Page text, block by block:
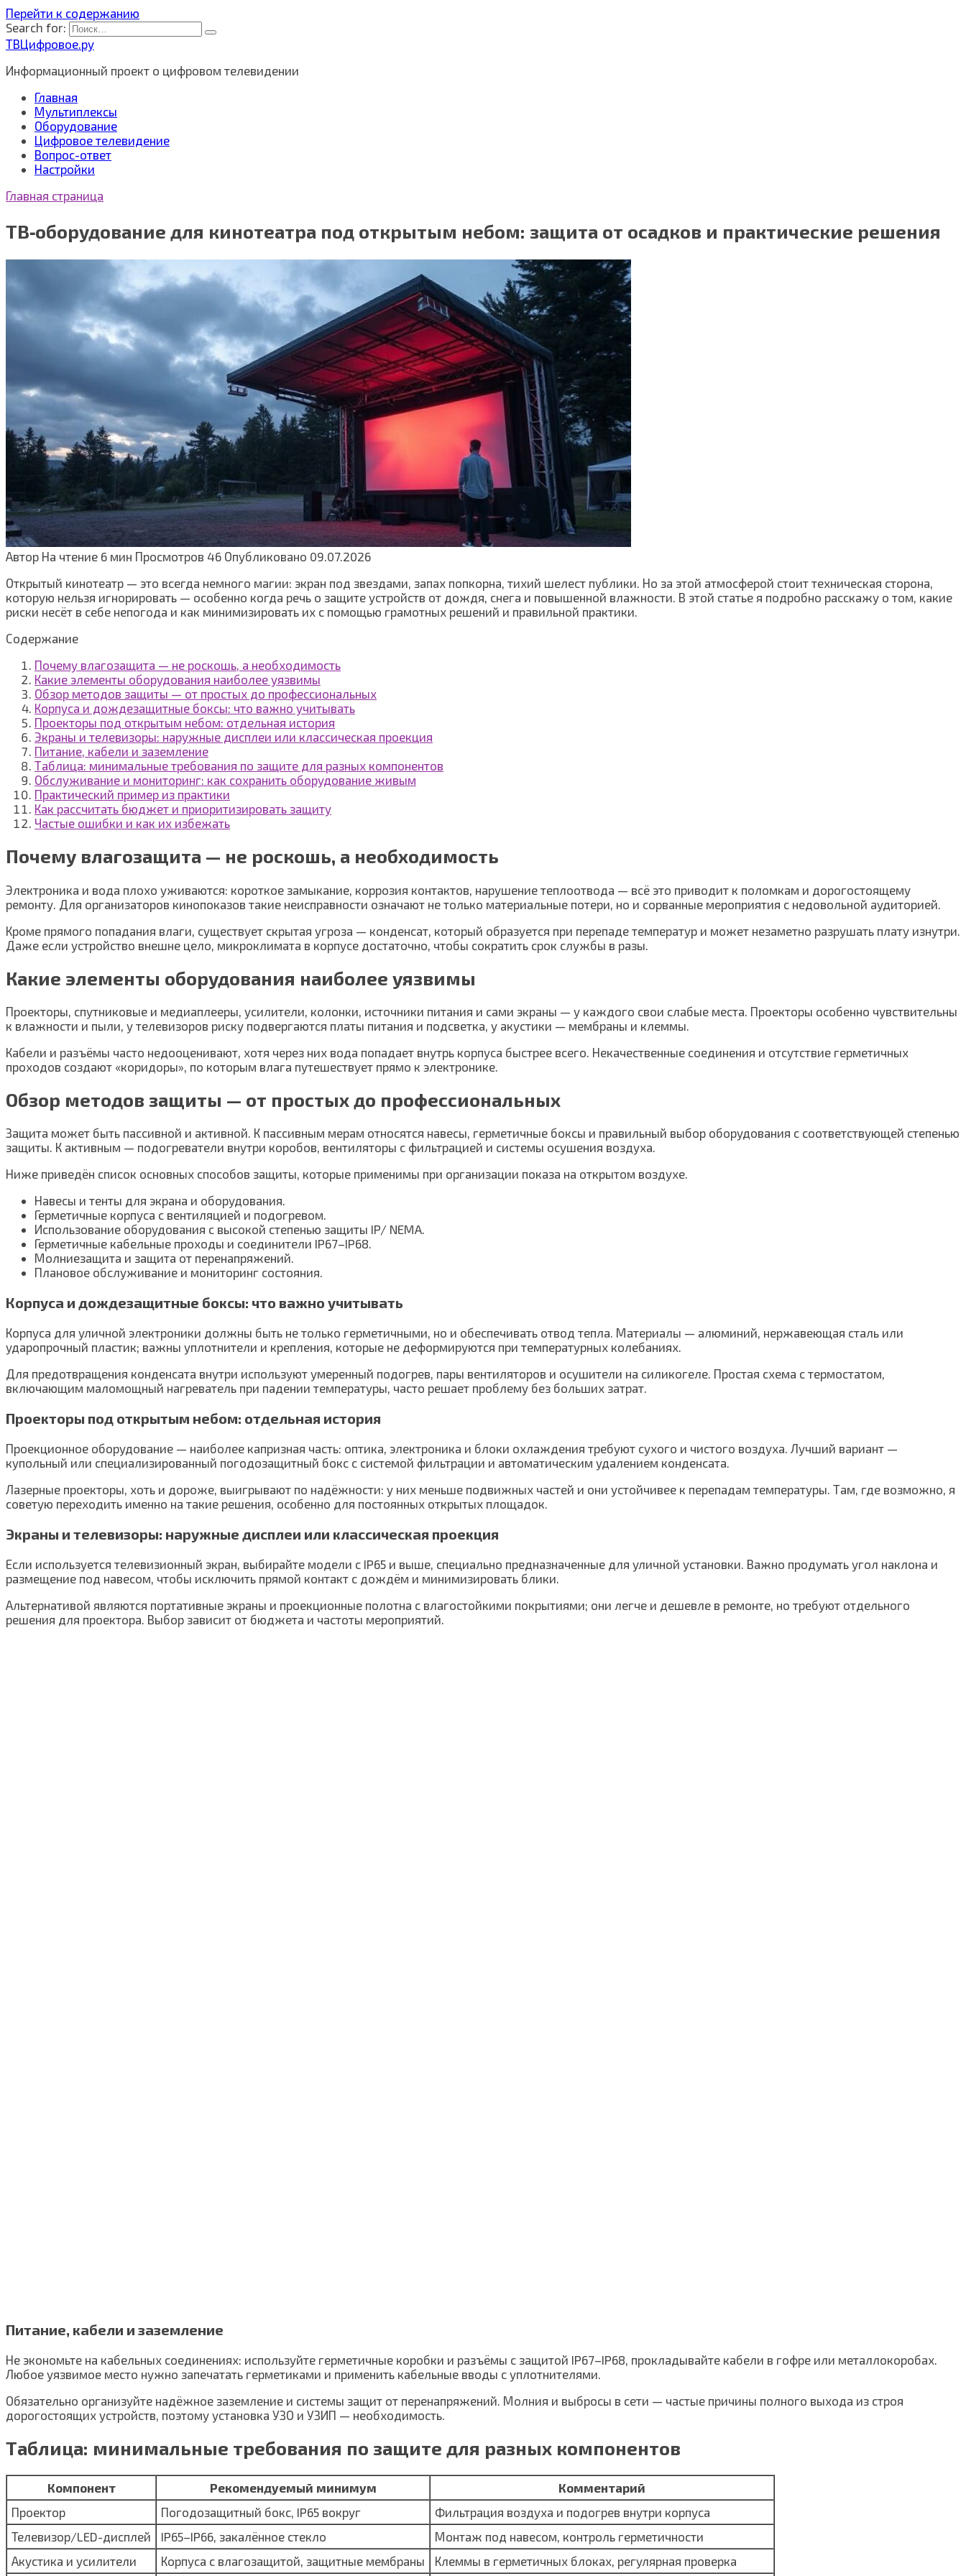
Перейти к содержанию
Search for:
ТВЦифровое.ру
Информационный проект о цифровом телевидении
Главная
Мультиплексы
Оборудование
Цифровое телевидение
Вопрос-ответ
Настройки
Главная страница
ТВ‑оборудование для кинотеатра под открытым небом: защита от осадков и практические решения
Автор На чтение 6 мин Просмотров 46 Опубликовано 09.07.2026
Открытый кинотеатр — это всегда немного магии: экран под звездами, запах попкорна, тихий шелест публики. Но за этой атмосферой стоит техническая сторона,
которую нельзя игнорировать — особенно когда речь о защите устройств от дождя, снега и повышенной влажности. В этой статье я подробно расскажу о том, какие
риски несёт в себе непогода и как минимизировать их с помощью грамотных решений и правильной практики.
Содержание
Почему влагозащита — не роскошь, а необходимость
Какие элементы оборудования наиболее уязвимы
Обзор методов защиты — от простых до профессиональных
Корпуса и дождезащитные боксы: что важно учитывать
Проекторы под открытым небом: отдельная история
Экраны и телевизоры: наружные дисплеи или классическая проекция
Питание, кабели и заземление
Таблица: минимальные требования по защите для разных компонентов
Обслуживание и мониторинг: как сохранить оборудование живым
Практический пример из практики
Как рассчитать бюджет и приоритизировать защиту
Частые ошибки и как их избежать
Почему влагозащита — не роскошь, а необходимость
Электроника и вода плохо уживаются: короткое замыкание, коррозия контактов, нарушение теплоотвода — всё это приводит к поломкам и дорогостоящему
ремонту. Для организаторов кинопоказов такие неисправности означают не только материальные потери, но и сорванные мероприятия с недовольной аудиторией.
Кроме прямого попадания влаги, существует скрытая угроза — конденсат, который образуется при перепаде температур и может незаметно разрушать плату изнутри.
Даже если устройство внешне цело, микроклимата в корпусе достаточно, чтобы сократить срок службы в разы.
Какие элементы оборудования наиболее уязвимы
Проекторы, спутниковые и медиаплееры, усилители, колонки, источники питания и сами экраны — у каждого свои слабые места. Проекторы особенно чувствительны
к влажности и пыли, у телевизоров риску подвергаются платы питания и подсветка, у акустики — мембраны и клеммы.
Кабели и разъёмы часто недооценивают, хотя через них вода попадает внутрь корпуса быстрее всего. Некачественные соединения и отсутствие герметичных
проходов создают «коридоры», по которым влага путешествует прямо к электронике.
Обзор методов защиты — от простых до профессиональных
Защита может быть пассивной и активной. К пассивным мерам относятся навесы, герметичные боксы и правильный выбор оборудования с соответствующей степенью
защиты. К активным — подогреватели внутри коробов, вентиляторы с фильтрацией и системы осушения воздуха.
Ниже приведён список основных способов защиты, которые применимы при организации показа на открытом воздухе.
Навесы и тенты для экрана и оборудования.
Герметичные корпуса с вентиляцией и подогревом.
Использование оборудования с высокой степенью защиты IP/ NEMA.
Герметичные кабельные проходы и соединители IP67–IP68.
Молниезащита и защита от перенапряжений.
Плановое обслуживание и мониторинг состояния.
Корпуса и дождезащитные боксы: что важно учитывать
Корпуса для уличной электроники должны быть не только герметичными, но и обеспечивать отвод тепла. Материалы — алюминий, нержавеющая сталь или
ударопрочный пластик; важны уплотнители и крепления, которые не деформируются при температурных колебаниях.
Для предотвращения конденсата внутри используют умеренный подогрев, пары вентиляторов и осушители на силикогеле. Простая схема с термостатом,
включающим маломощный нагреватель при падении температуры, часто решает проблему без больших затрат.
Проекторы под открытым небом: отдельная история
Проекционное оборудование — наиболее капризная часть: оптика, электроника и блоки охлаждения требуют сухого и чистого воздуха. Лучший вариант —
купольный или специализированный погодозащитный бокс с системой фильтрации и автоматическим удалением конденсата.
Лазерные проекторы, хоть и дороже, выигрывают по надёжности: у них меньше подвижных частей и они устойчивее к перепадам температуры. Там, где возможно, я
советую переходить именно на такие решения, особенно для постоянных открытых площадок.
Экраны и телевизоры: наружные дисплеи или классическая проекция
Если используется телевизионный экран, выбирайте модели с IP65 и выше, специально предназначенные для уличной установки. Важно продумать угол наклона и
размещение под навесом, чтобы исключить прямой контакт с дождём и минимизировать блики.
Альтернативой являются портативные экраны и проекционные полотна с влагостойкими покрытиями; они легче и дешевле в ремонте, но требуют отдельного
решения для проектора. Выбор зависит от бюджета и частоты мероприятий.
Питание, кабели и заземление
Не экономьте на кабельных соединениях: используйте герметичные коробки и разъёмы с защитой IP67–IP68, прокладывайте кабели в гофре или металлокоробах.
Любое уязвимое место нужно запечатать герметиками и применить кабельные вводы с уплотнителями.
Обязательно организуйте надёжное заземление и системы защит от перенапряжений. Молния и выбросы в сети — частые причины полного выхода из строя
дорогостоящих устройств, поэтому установка УЗО и УЗИП — необходимость.
Таблица: минимальные требования по защите для разных компонентов
Компонент Рекомендуемый минимум
Комментарий
Проектор
Погодозащитный бокс, IP65 вокруг
Фильтрация воздуха и подогрев внутри корпуса
Телевизор/LED-дисплей
IP65–IP66, закалённое стекло
Монтаж под навесом, контроль герметичности
Акустика и усилители
Корпуса с влагозащитой, защитные мембраны Клеммы в герметичных блоках, регулярная проверка